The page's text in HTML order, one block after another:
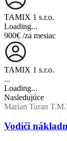
TAMIX 1 s.r.o.
Loading...
900€ /za mesiac
TAMIX 1 s.r.o.
...
Loading...
Nasledujúce
Marian Turan
Vodiči